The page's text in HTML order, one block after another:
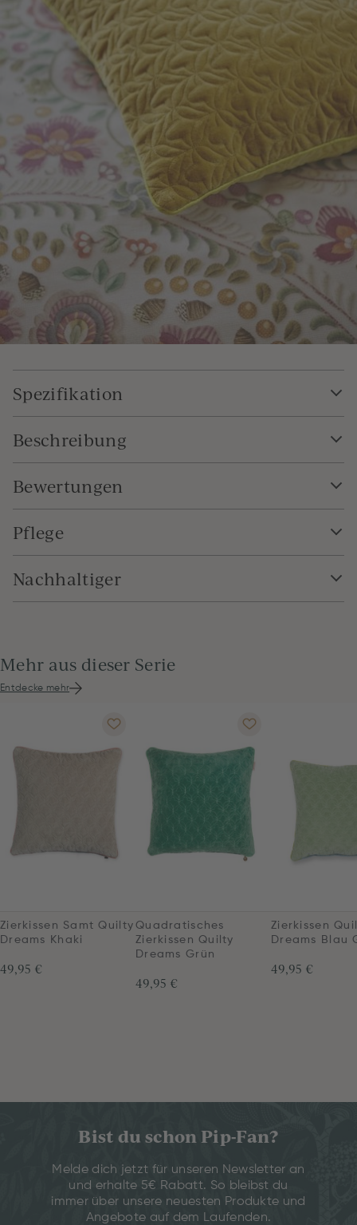
Spezifikation
Beschreibung
Bewertungen
Pflege
Nachhaltiger
Mehr aus dieser Serie
Entdecke mehr
Zierkissen Samt Quilty
Dreams Khaki
49,95 €
Quadratisches
Zierkissen Quilty
Dreams Grün
49,95 €
Zierkissen
Dreams Blau
49,95 €
Bist du schon Pip-Fan?
Melde dich jetzt für unseren Newsletter an
und erhalte 5€ Rabatt. So bleibst du
immer über unsere neuesten Produkte und
Angebote auf dem Laufenden.